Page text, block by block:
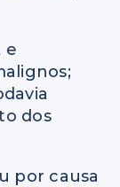
e
dos
por causa